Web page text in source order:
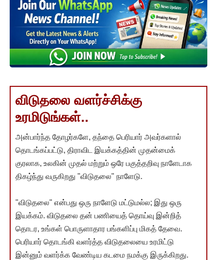
விடுதலை வளர்ச்சிக்கு
உரமிடுங்கள்..
அன்பார்ந்த தோழர்களே, தந்தை பெரியார் அவர்களால்
தொடங்கப்பட்டு, திராவிட இயக்கத்தின் முதன்மைக்
குரலாக, உலகின் முதல் மற்றும் ஒரே பகுத்தறிவு நாளேடாக
திகழ்ந்து வருகிறது "விடுதலை" நாளேடு.
"விடுதலை" என்பது ஒரு நாளேடு மட்டுமல்ல; இது ஒரு
இயக்கம். விடுதலை தன் பணியைத் தொய்வு இன்றித்
தொடர, உங்கள் பொருளாதார பங்களிப்பு மிகத் தேவை.
பெரியார் தொடங்கி வளர்த்த விடுதலையை உரமிட்டு
இன்னும் வளர்க்க வேண்டிய கடமை நமக்கு இருக்கிறது.